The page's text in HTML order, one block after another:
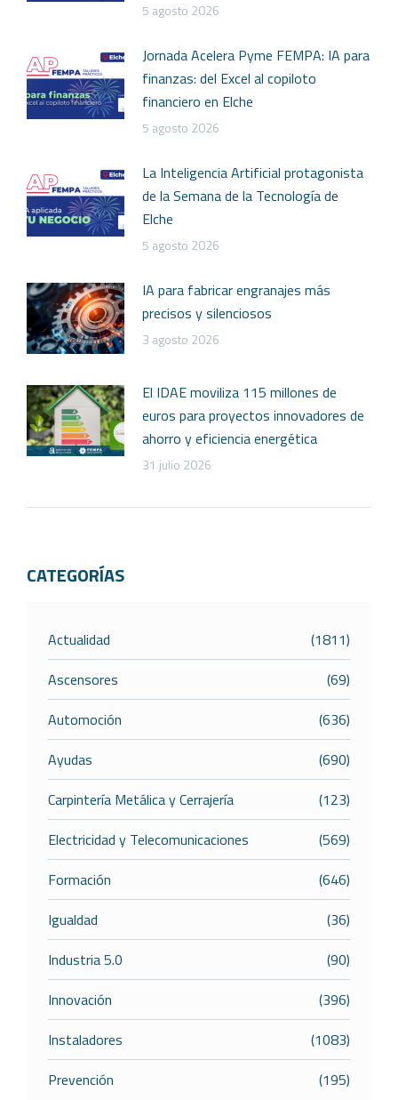
5 agosto 2026
Jornada Acelera Pyme FEMPA: IA para
finanzas: del Excel al copiloto
financiero en Elche
5 agosto 2026
La Inteligencia Artificial protagonista
de la Semana de la Tecnología de
Elche
5 agosto 2026
IA para fabricar engranajes más
precisos y silenciosos
3 agosto 2026
El IDAE moviliza 115 millones de
euros para proyectos innovadores de
ahorro y eficiencia energética
31 julio 2026
CATEGORÍAS
Actualidad
(1811)
Ascensores
(69)
Automoción
(636)
Ayudas
(690)
Carpintería Metálica y Cerrajería
(123)
Electricidad y Telecomunicaciones
(569)
Formación
(646)
Igualdad
(36)
Industria 5.0
(90)
Innovación
(396)
Instaladores
(1083)
Prevención
(195)